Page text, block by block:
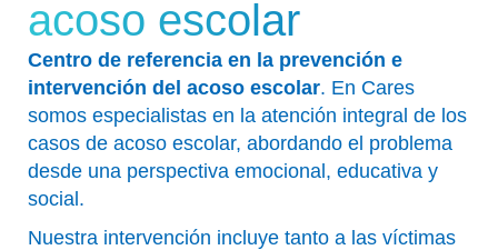
acoso escolar
Centro de referencia en la prevención e
intervención del acoso escolar. En Cares
somos especialistas en la atención integral de los
casos de acoso escolar, abordando el problema
desde una perspectiva emocional, educativa y
social.
Nuestra intervención incluye tanto a las víctimas